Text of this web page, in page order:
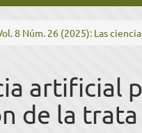
8 Núm. 26 (2025): Las
artificial
de la